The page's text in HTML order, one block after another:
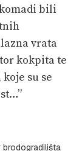
bili
vrata
kokpita te
su se
brodogradilišta